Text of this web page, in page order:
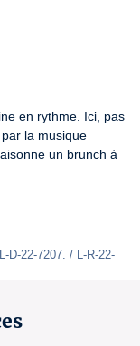
en rythme. Ici, pas
la musique
un brunch à
D-22-7207. / L-R-22-